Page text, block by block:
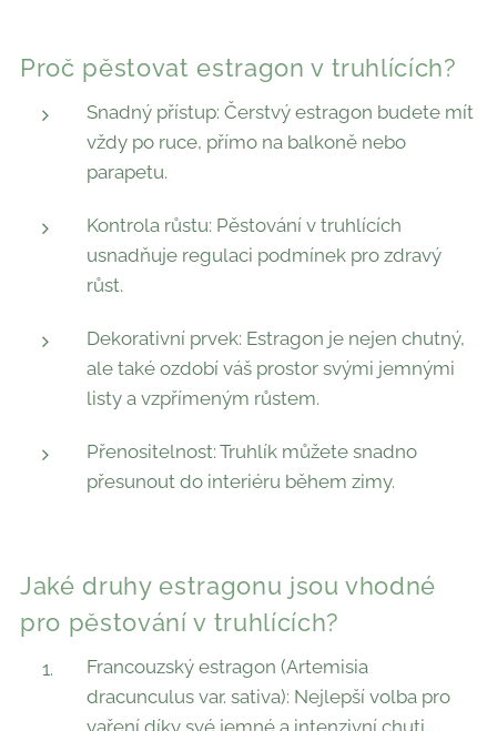
Proč pěstovat estragon v truhlících?
Snadný přístup: Čerstvý estragon budete mít
vždy po ruce, přímo na balkoně nebo
parapetu.
Kontrola růstu: Pěstování v truhlících
usnadňuje regulaci podmínek pro zdravý
růst.
Dekorativní prvek: Estragon je nejen chutný,
ale také ozdobí váš prostor svými jemnými
listy a vzpřímeným růstem.
Přenositelnost: Truhlík můžete snadno
přesunout do interiéru během zimy.
Jaké druhy estragonu jsou vhodné
pro pěstování v truhlících?
Francouzský estragon (Artemisia
dracunculus var. sativa): Nejlepší volba pro
vaření díky své jemné a intenzivní chuti.